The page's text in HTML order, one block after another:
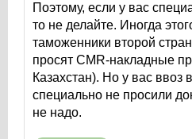
Поэтому, если у вас
то не делайте. Иногда
таможенники второй
просят CMR-накладные
Казахстан). Но у вас ввоз
специально не просили
не надо.